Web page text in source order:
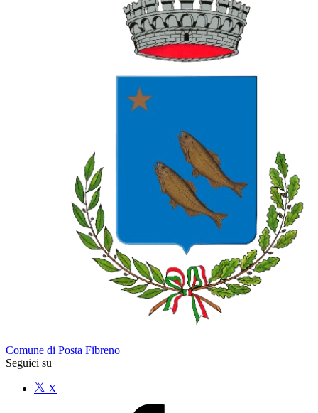
Comune di Posta Fibreno
Seguici su
X